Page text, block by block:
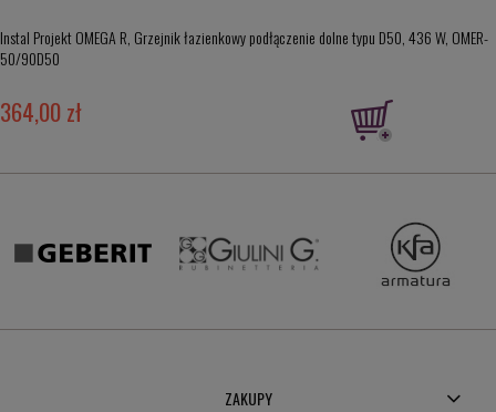
Instal Projekt OMEGA R, Grzejnik łazienkowy podłączenie dolne typu D50, 436 W, OMER-
50/90D50
364,00 zł
ZAKUPY